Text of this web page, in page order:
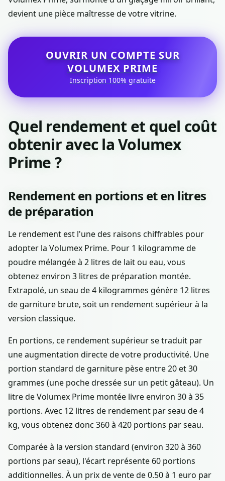
devient une pièce maîtresse de votre vitrine.
OUVRIR UN COMPTE SUR
VOLUMEX PRIME
Inscription 100% gratuite
Quel rendement et quel coût
obtenir avec la Volumex
Prime ?
Rendement en portions et en litres
de préparation
Le rendement est l'une des raisons chiffrables pour
adopter la Volumex Prime. Pour 1 kilogramme de
poudre mélangée à 2 litres de lait ou eau, vous
obtenez environ 3 litres de préparation montée.
Extrapolé, un seau de 4 kilogrammes génère 12 litres
de garniture brute, soit un rendement supérieur à la
version classique.
En portions, ce rendement supérieur se traduit par
une augmentation directe de votre productivité. Une
portion standard de garniture pèse entre 20 et 30
grammes (une poche dressée sur un petit gâteau). Un
litre de Volumex Prime montée livre environ 30 à 35
portions. Avec 12 litres de rendement par seau de 4
kg, vous obtenez donc 360 à 420 portions par seau.
Comparée à la version standard (environ 320 à 360
portions par seau), l'écart représente 60 portions
additionnelles. À un prix de vente de 0.50 à 1 euro par